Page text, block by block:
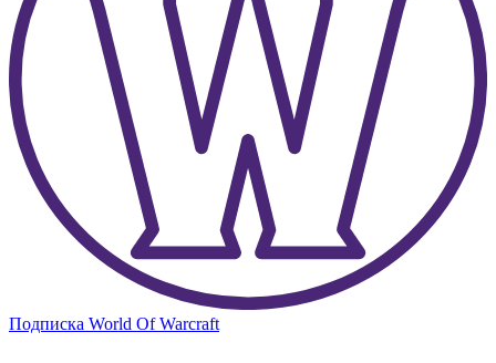
Подписка World Of Warcraft